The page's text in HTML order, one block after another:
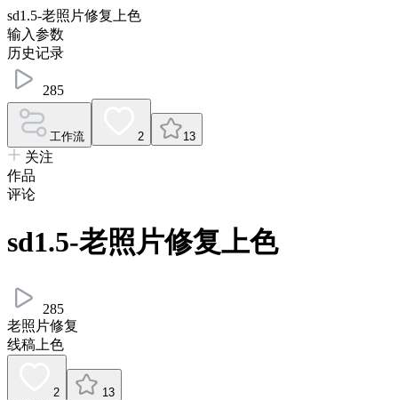
sd1.5-老照片修复上色
输入参数
历史记录
285
工作流 2 13
关注
作品
评论
sd1.5-老照片修复上色
285
老照片修复
线稿上色
2 13